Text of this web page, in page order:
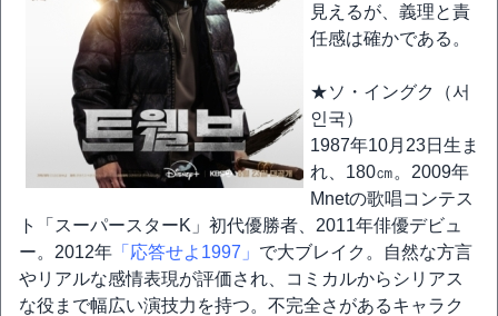
見えるが、義理と責
任感は確かである。
★ソ・イングク（서
인국）
1987年10月23日生ま
れ、180㎝。2009年
Mnetの歌唱コンテス
ト「スーパースターK」初代優勝者、2011年俳優デビュ
ー。2012年 「応答せよ1997」 で大ブレイク。自然な方言
やリアルな感情表現が評価され、コミカルからシリアス
な役まで幅広い演技力を持つ。不完全さがあるキャラク